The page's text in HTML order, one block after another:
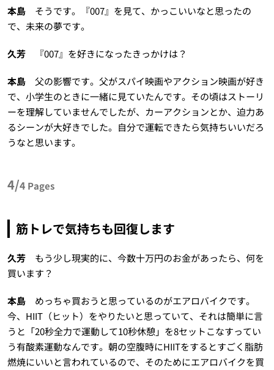
本島そうです。『007』を見て、かっこいいなと思ったの
で、未来の夢です。
久芳『007』を好きになったきっかけは？
本島父の影響です。父がスパイ映画やアクション映画が好き
で、小学生のときに一緒に見ていたんです。その頃はストーリ
ーを理解していませんでしたが、カーアクションとか、迫力あ
るシーンが大好きでした。自分で運転できたら気持ちいいだろ
うなと思います。
4/4 Pages
筋トレで気持ちも回復します
久芳もう少し現実的に、今数十万円のお金があったら、何を
買います？
本島めっちゃ買おうと思っているのがエアロバイクです。
今、HIIT（ヒット）をやりたいと思っていて、それは簡単に言
うと「20秒全力で運動して10秒休憩」を8セットこなすってい
う有酸素運動なんです。朝の空腹時にHIITをするとすごく脂肪
燃焼にいいと言われているので、そのためにエアロバイクを買